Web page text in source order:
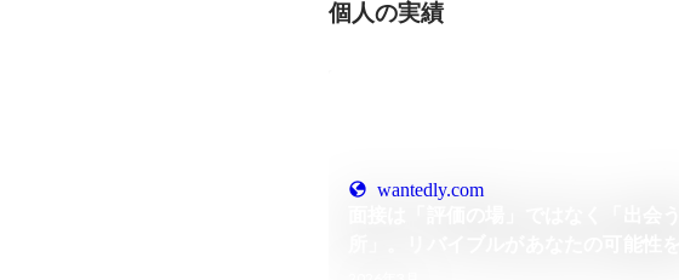
個人の実績
wantedly.com